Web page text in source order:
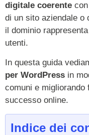
digitale coerente
di un sito aziendale o
il dominio
utenti.
In questa guida
per WordPress in
comuni e migliorando
successo online.
Indice dei